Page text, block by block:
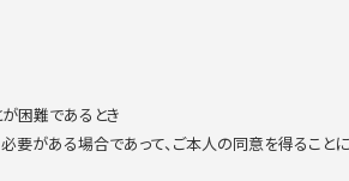
困難であるとき
がある場合であって、ご本人の同意を得ること